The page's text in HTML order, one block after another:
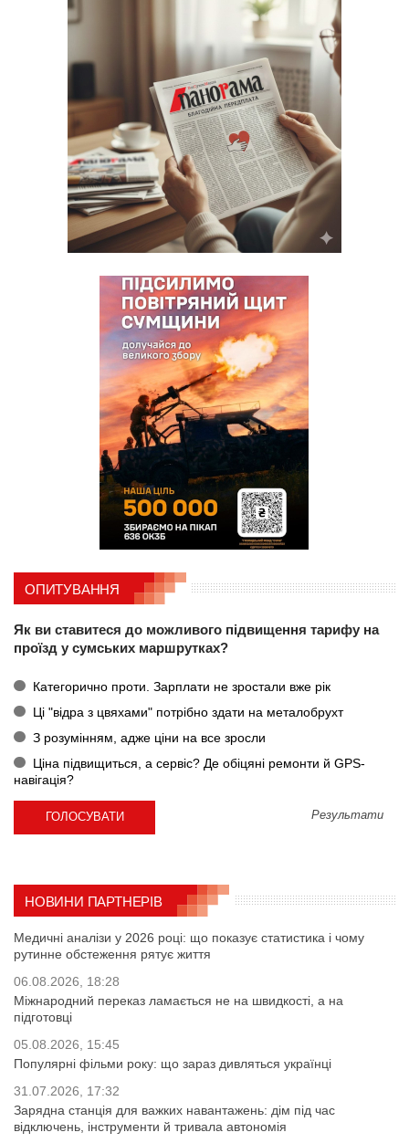
ОПИТУВАННЯ
Як ви ставитеся до можливого підвищення тарифу на
проїзд у сумських маршрутках?
Категорично проти. Зарплати не зростали вже рік
Ці "відра з цвяхами" потрібно здати на металобрухт
З розумінням, адже ціни на все зросли
Ціна підвищиться, а сервіс? Де обіцяні ремонти й GPS-
навігація?
Результати
НОВИНИ ПАРТНЕРІВ
Медичні аналізи у 2026 році: що показує статистика і чому
рутинне обстеження рятує життя
06.08.2026, 18:28
Міжнародний переказ ламається не на швидкості, а на
підготовці
05.08.2026, 15:45
Популярні фільми року: що зараз дивляться українці
31.07.2026, 17:32
Зарядна станція для важких навантажень: дім під час
відключень, інструменти й тривала автономія